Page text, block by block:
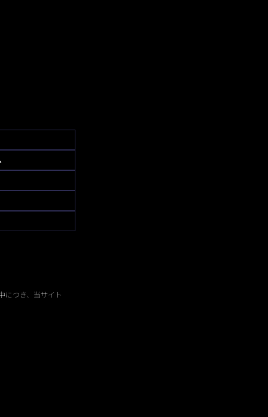
につき、当サイト